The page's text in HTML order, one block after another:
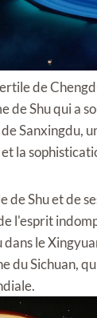
de
de Shu qui a
Sanxingdu,
la
de Shu et de
l'esprit
le
du Sichuan,